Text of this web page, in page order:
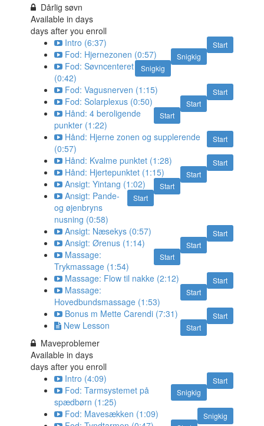
Dårlig søvn
Available indays
days after you enroll
Start
Intro (6:37)
Snigkig
Fod: Hjernezonen (0:57)
Snigkig
Fod: Søvncenteret
(0:42)
Start
Fod: Vagusnerven (1:15)
Start
Fod: Solarplexus (0:50)
Start
Hånd: 4 beroligende
punkter (1:22)
Start
Hånd: Hjerne zonen og supplerende
(0:57)
Start
Hånd: Kvalme punktet (1:28)
Start
Hånd: Hjertepunktet (1:15)
Start
Ansigt: Yintang (1:02)
Start
Ansigt: Pande-
og øjenbryns
nusning (0:58)
Start
Ansigt: Næsekys (0:57)
Start
Ansigt: Ørenus (1:14)
Start
Massage:
Trykmassage (1:54)
Start
Massage: Flow til nakke (2:12)
Start
Massage:
Hovedbundsmassage (1:53)
Start
Bonus m Mette Carendi (7:31)
Start
New Lesson
Maveproblemer
Available indays
days after you enroll
Start
Intro (4:09)
Snigkig
Fod: Tarmsystemet på
spædbørn (1:25)
Snigkig
Fod: Mavesækken (1:09)